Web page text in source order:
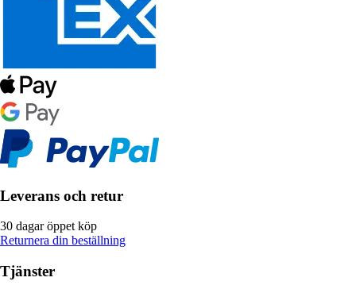
Leverans och retur
30 dagar öppet köp
Returnera din beställning
Tjänster